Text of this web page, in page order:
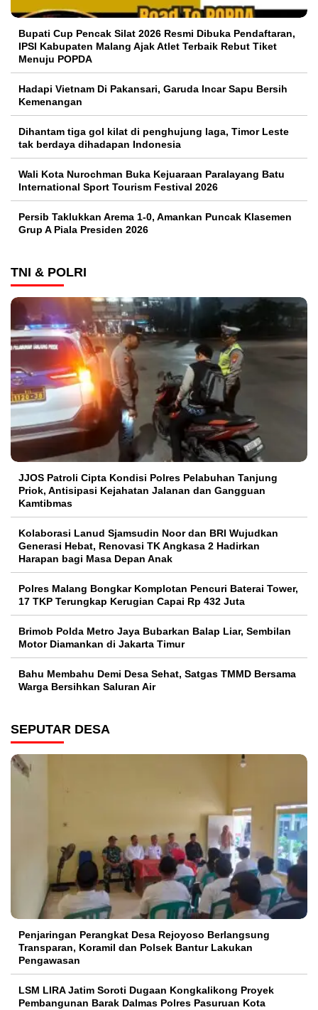
Bupati Cup Pencak Silat 2026 Resmi Dibuka Pendaftaran,
IPSI Kabupaten Malang Ajak Atlet Terbaik Rebut Tiket
Menuju POPDA
Hadapi Vietnam Di Pakansari, Garuda Incar Sapu Bersih
Kemenangan
Dihantam tiga gol kilat di penghujung laga, Timor Leste
tak berdaya dihadapan Indonesia
Wali Kota Nurochman Buka Kejuaraan Paralayang Batu
International Sport Tourism Festival 2026
Persib Taklukkan Arema 1-0, Amankan Puncak Klasemen
Grup A Piala Presiden 2026
TNI & POLRI
JJOS Patroli Cipta Kondisi Polres Pelabuhan Tanjung
Priok, Antisipasi Kejahatan Jalanan dan Gangguan
Kamtibmas
Kolaborasi Lanud Sjamsudin Noor dan BRI Wujudkan
Generasi Hebat, Renovasi TK Angkasa 2 Hadirkan
Harapan bagi Masa Depan Anak
Polres Malang Bongkar Komplotan Pencuri Baterai Tower,
17 TKP Terungkap Kerugian Capai Rp 432 Juta
Brimob Polda Metro Jaya Bubarkan Balap Liar, Sembilan
Motor Diamankan di Jakarta Timur
Bahu Membahu Demi Desa Sehat, Satgas TMMD Bersama
Warga Bersihkan Saluran Air
SEPUTAR DESA
Penjaringan Perangkat Desa Rejoyoso Berlangsung
Transparan, Koramil dan Polsek Bantur Lakukan
Pengawasan
LSM LIRA Jatim Soroti Dugaan Kongkalikong Proyek
Pembangunan Barak Dalmas Polres Pasuruan Kota